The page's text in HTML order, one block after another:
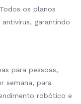
os planos
garantindo
para pessoas,
semana, para
robótico e